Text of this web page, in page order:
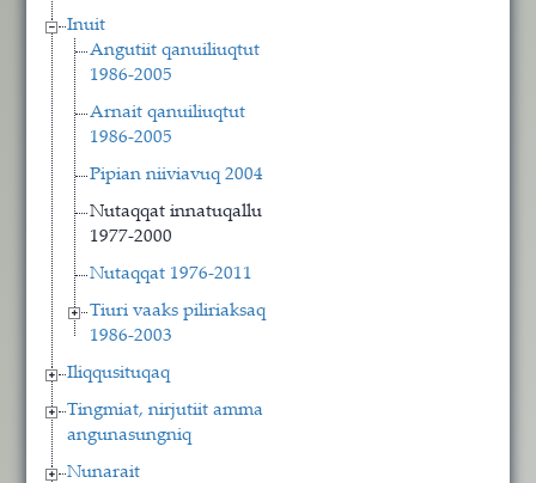
Inuit
Angutiit qanuiliuqtut
1986-2005
Arnait qanuiliuqtut
1986-2005
Pipian niiviavuq 2004
Nutaqqat innatuqallu
1977-2000
Nutaqqat 1976-2011
Tiuri vaaks piliriaksaq
1986-2003
Iliqqusituqaq
Tingmiat, nirjutiit amma
angunasungniq
Nunarait